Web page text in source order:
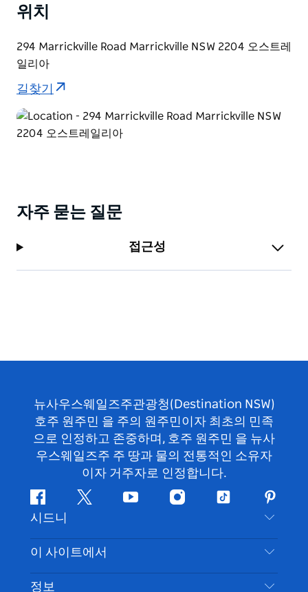
위치
294 Marrickville Road Marrickville NSW 2204 오스트레
일리아
길찾기
자주 묻는 질문
접근성
뉴사우스웨일즈주관광청(Destination NSW)
호주 원주민 을 주의 원주민이자 최초의 민족
으로 인정하고 존중하며, 호주 원주민 을 뉴사
우스웨일즈주 주 땅과 물의 전통적인 소유자
이자 거주자로 인정합니다.
페
이
스
북
지
귀
다
유
브
인
타
램
틱
핀
터
레
스
트
시드니
문의하기
부인 성명
이 사이트에서
목적지
정보